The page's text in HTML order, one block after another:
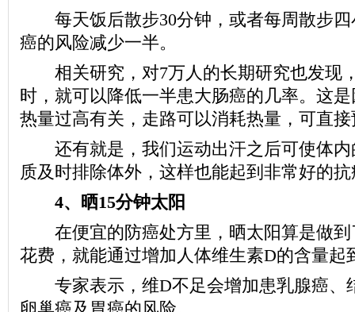
每天饭后散步30分钟，或者每周散步四
癌的风险减少一半。
相关研究，对7万人的长期研究也发现
时，就可以降低一半患大肠癌的几率。这
热量过高有关，走路可以消耗热量，可直
还有就是，我们运动出汗之后可使体内
质及时排除体外，这样也能起到非常好的
4、晒15分钟太阳
在便宜的防癌处方里，晒太阳算是做到
花费，就能通过增加人体维生素D的含量起
专家表示，维D不足会增加患乳腺癌、